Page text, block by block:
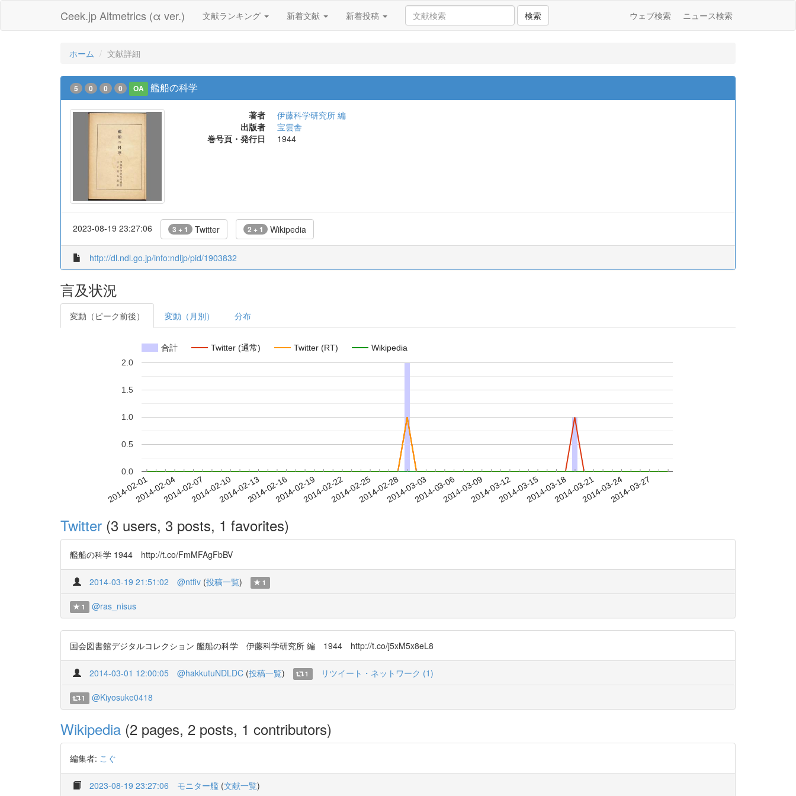
Ceek.jp Altmetrics (α ver.) 文献ランキング 新着文献 新着投稿 検索 ウェブ検索 ニュース検索
ホーム 文献詳細
5 0 0 0 OA 艦船の科学
著者
伊藤科学研究所 編
出版者
宝雲舎
巻号頁・発行日
1944
2023-08-19 23:27:06 3 + 1 Twitter 2 + 1 Wikipedia
http://dl.ndl.go.jp/info:ndljp/pid/1903832
言及状況
変動（ピーク前後） 変動（月別） 分布
合計 Twitter (通常) Twitter (RT) Wikipedia
2014-02-012014-02-042014-02-072014-02-102014-02-132014-02-162014-02-192014-02-222014-02-252014-02-282014-03-032014-03-062014-03-092014-03-122014-03-152014-03-182014-03-212014-03-242014-03-27
0.0
0.5
1.0
1.5
2.0
Twitter (3 users, 3 posts, 1 favorites)
艦船の科学 1944 http://t.co/FmMFAgFbBV
2014-03-19 21:51:02 @ntfiv (投稿一覧) 1
1 @ras_nisus
国会図書館デジタルコレクション 艦船の科学 伊藤科学研究所 編 1944 http://t.co/j5xM5x8eL8
2014-03-01 12:00:05 @hakkutuNDLDC (投稿一覧) 1 リツイート・ネットワーク (1)
1 @Kiyosuke0418
Wikipedia (2 pages, 2 posts, 1 contributors)
編集者: こぐ
2023-08-19 23:27:06 モニター艦 (文献一覧)